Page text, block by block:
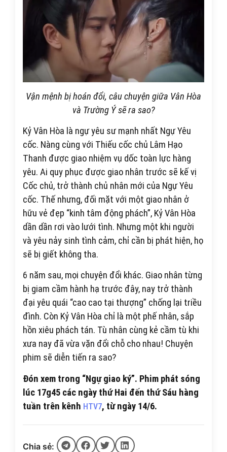
Vận mệnh bị hoán đổi, câu chuyện giữa Vân Hòa
và Trường Ý sẽ ra sao?
Kỷ Vân Hòa là ngự yêu sư mạnh nhất Ngự Yêu
cốc. Nàng cùng với Thiếu cốc chủ Lâm Hạo
Thanh được giao nhiệm vụ dốc toàn lực hàng
yêu. Ai quy phục được giao nhân trước sẽ kế vị
Cốc chủ, trở thành chủ nhân mới của Ngự Yêu
cốc. Thế nhưng, đối mặt với một giao nhân ở
hữu vẻ đẹp “kinh tâm động phách”, Kỷ Vân Hòa
dần dần rơi vào lưới tình. Nhưng một khi người
và yêu nảy sinh tình cảm, chỉ cần bị phát hiện, họ
sẽ bị giết không tha.
6 năm sau, mọi chuyện đổi khác. Giao nhân từng
bị giam cầm hành hạ trước đây, nay trở thành
đại yêu quái “cao cao tại thượng” chống lại triều
đình. Còn Kỷ Vân Hòa chỉ là một phế nhân, sắp
hồn xiêu phách tán. Tù nhân cùng kẻ cầm tù khi
xưa nay đã vừa vặn đổi chỗ cho nhau! Chuyện
phim sẽ diễn tiến ra sao?
Đón xem trong “Ngự giao ký”. Phim phát sóng
lúc 17g45 các ngày thứ Hai đến thứ Sáu hàng
tuần trên kênh HTV7, từ ngày 14/6.
Chia sẻ: